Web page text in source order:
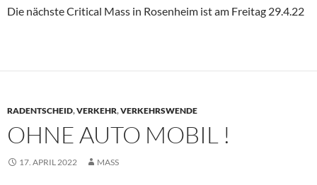
Die nächste Critical Mass in Rosenheim ist am Freitag 29.4.22
RADENTSCHEID,VERKEHR,VERKEHRSWENDE
OHNE AUTO MOBIL !
17. APRIL 2022 MASS